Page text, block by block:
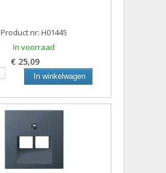
Product nr: H01445
In voorraad
€ 25,09
In winkelwagen